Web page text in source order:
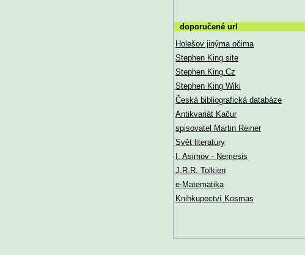
doporučené url
Holešov jinýma očima
Stephen King site
Stephen.King.Cz
Stephen King Wiki
Česká bibliografická databáze
Antikvariát Kačur
spisovatel Martin Reiner
Svět literatury
I. Asimov - Nemesis
J.R.R. Tolkien
e-Matematika
Knihkupectví Kosmas